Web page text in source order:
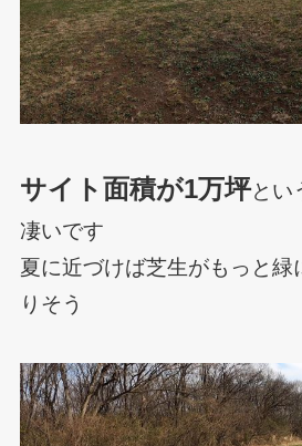
サイト面積が1万坪とい
凄いです
夏に近づけば芝生がもっと緑
りそう